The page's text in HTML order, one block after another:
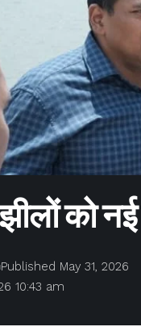
को
10:43 am
Published May 31, 2026